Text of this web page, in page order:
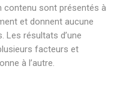
contenu sont présentés à
et donnent aucune
Les résultats d’une
facteurs et
à l’autre.